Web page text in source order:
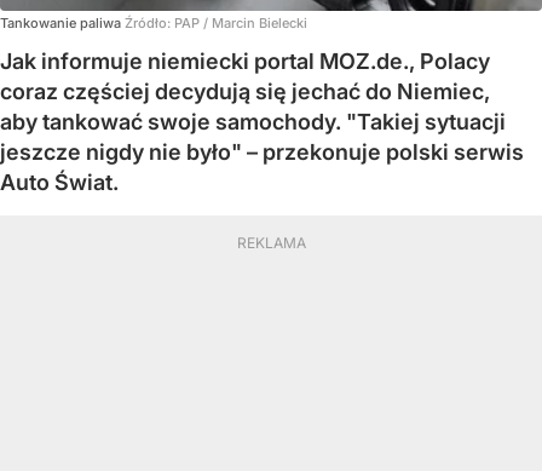
Tankowanie paliwa Źródło: PAP / Marcin Bielecki
Jak informuje niemiecki portal MOZ.de., Polacy
coraz częściej decydują się jechać do Niemiec,
aby tankować swoje samochody. "Takiej sytuacji
jeszcze nigdy nie było" – przekonuje polski serwis
Auto Świat.